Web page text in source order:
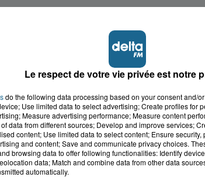
Le respect de votre vie privée est notre
do the following data processing based on your consent and/
Use limited data to select advertising; Create profiles for
Measure advertising performance; Measure content
data from different sources; Develop and improve services;
content; Use limited data to select content; Ensure
and content; Save and communicate privacy choices.
browsing data to offer following functionalities: Identify
data; Match and combine data from other data
automatically.